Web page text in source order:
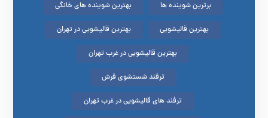
برترین شوینده ها بهترین شوینده های خانگی
بهترین قالیشویی بهترین قالیشویی در تهران
بهترین قالیشویی در غرب تهران
ترفند شستشوی فرش
ترفند های قالیشویی در غرب تهران